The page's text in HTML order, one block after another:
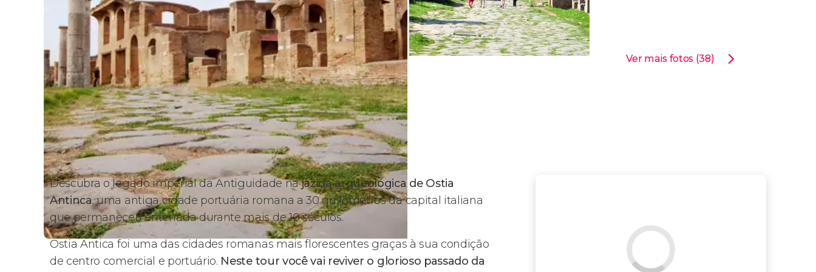
Ver mais fotos (38)
Descubra o legado imperial da Antiguidade najazida arqueológica de Ostia
Antinca, uma antiga cidade portuária romana a 30 quilômetros da capital italiana
que permaneceu enterrada durante mais de 10 séculos.
Ostia Antica foi uma das cidades romanas mais florescentes graças à sua condição
de centro comercial e portuário. Neste tour você vai reviver o glorioso passado da